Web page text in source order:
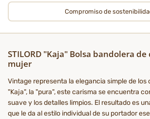
Compromiso de
STILORD "Kaja" Bolsa bandolera
mujer
Vintage representa la elegancia simple de los
"Kaja", la "pura", este carisma se encuentra
suave y los detalles limpios. El resultado es
que le da al estilo individual de su portador